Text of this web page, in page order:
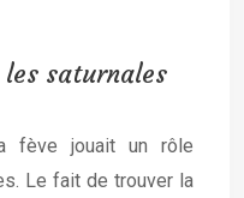
saturnales
fève jouait un rôle
Le fait de trouver la